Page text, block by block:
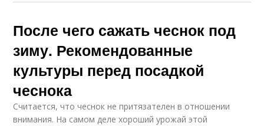
После чего сажать чеснок под
зиму. Рекомендованные
культуры перед посадкой
чеснока
Считается, что чеснок не притязателен в отношении
внимания. На самом деле хороший урожай этой